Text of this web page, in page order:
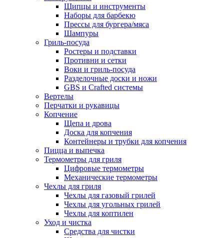
Щипцы и инструменты
Наборы для барбекю
Прессы для бургера/мяса
Шампуры
Гриль-посуда
Ростеры и подставки
Противни и сетки
Воки и гриль-посуда
Разделочные доски и ножи
GBS и Crafted системы
Вертелы
Перчатки и рукавицы
Копчение
Щепа и дрова
Доска для копчения
Контейнеры и трубки для копчения
Пицца и выпечка
Термометры для гриля
Цифровые термометры
Механические термометры
Чехлы для гриля
Чехлы для газовый грилей
Чехлы для угольных грилей
Чехлы для коптилен
Уход и чистка
Средства для чистки